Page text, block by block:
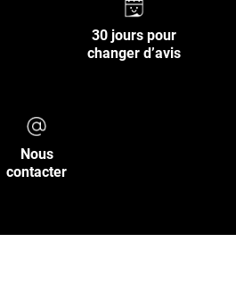
30 jours pour
changer d’avis
Nous
contacter